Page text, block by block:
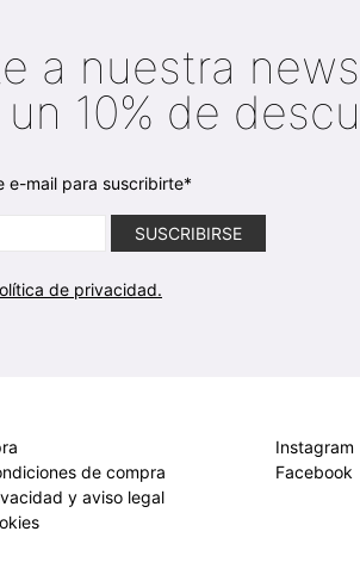
a nuestra
10% de
e-mail para suscribirte*
de privacidad.
de compra
y aviso legal
Instagram
Facebook